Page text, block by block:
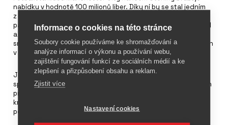
nabídku v hodnotě 100 milionů liber. Díky ní by se stal jedním
z prvních fotbalistů, který by měl obuv
patří společnostiNike , v jejíchž kopačkách Sterling dosud hrál
a v letošním roce mu končí smlouva. Pokud se podaří novou
smlouvu podepsat, bude se jednat o jednu z nejlukrativnějších
v historii.
Jordan Brand začal své působení na fotbalovém trhu
sponzoringem francouzských fotbalistů z Paris Saint-Germain
pro jejich zápasy v Lize mistrů. Zdá se, že tento marketingový
krok byl velmi dobrým rozhodnutím, což dokazuje zvyšující se
popularita tohoto týmu v USA.
Informace o cookies na této stránce
Soubory cookie používáme ke shromažďování a
analýze informací o výkonu a používání webu,
zajištění fungování funkcí ze sociálních médií a ke
zlepšení a přizpůsobení obsahu a reklam.
Zjistit více
Nastavení cookies